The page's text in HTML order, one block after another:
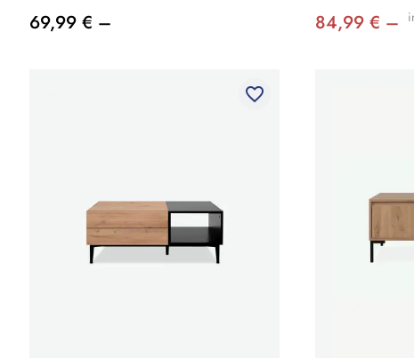
69,99 € – 84,99 € –
favorite_border